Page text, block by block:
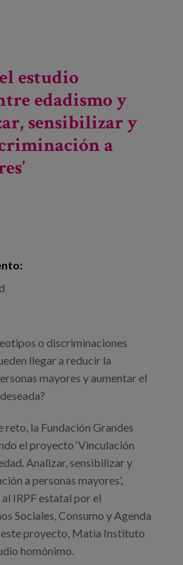
estudio
edadismo y
sensibilizar y
a
o discriminaciones
llegar a reducir la
mayores y aumentar el
reto, la Fundación Grandes
el proyecto ‘Vinculación
Analizar, sensibilizar y
a personas mayores’,
IRPF estatal por el
Sociales, Consumo y Agenda
este proyecto, Matia Instituto
homónimo.